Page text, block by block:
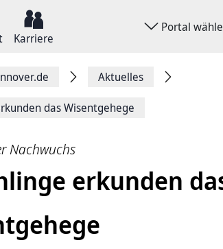
Karriere
Portal
Aktuelles
das Wisentgehege
Nachwuchs
erkunden